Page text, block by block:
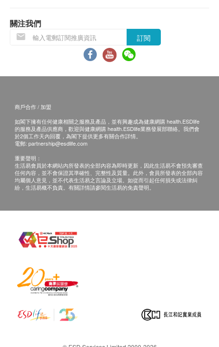
關注我們
訂閱
商戶合作 / 加盟
如閣下擁有任何健康相關之服務及產品，並有興趣成為健康網購 health.ESDlife
的服務及產品供應商，歡迎與健康網購 health.ESDlife業務發展部聯絡。我們會
於2個工作天內回覆，為閣下提供更多有關合作詳情。
電郵: partnership@esdlife.com
重要聲明：
生活易會員於本網站內所發表的全部內容為即時更新，因此生活易不會預先審查
任何內容，並不會保證其準確性、完整性及質量。此外，會員所發表的全部內容
均屬個人意見，並不代表生活易之言論及立場。如從而引起任何損失或法律糾
紛，生活易概不負責。有關詳情請參閱生活易的免責聲明。